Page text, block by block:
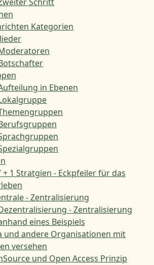
Kategorien
in Ebenen
+ 1 Stratgien - Eckpfeiler für das
- Zentralisierung
- Zentralisierung
eines Beispiels
und andere Organisationen mit
versehen
und Open Access Prinzip